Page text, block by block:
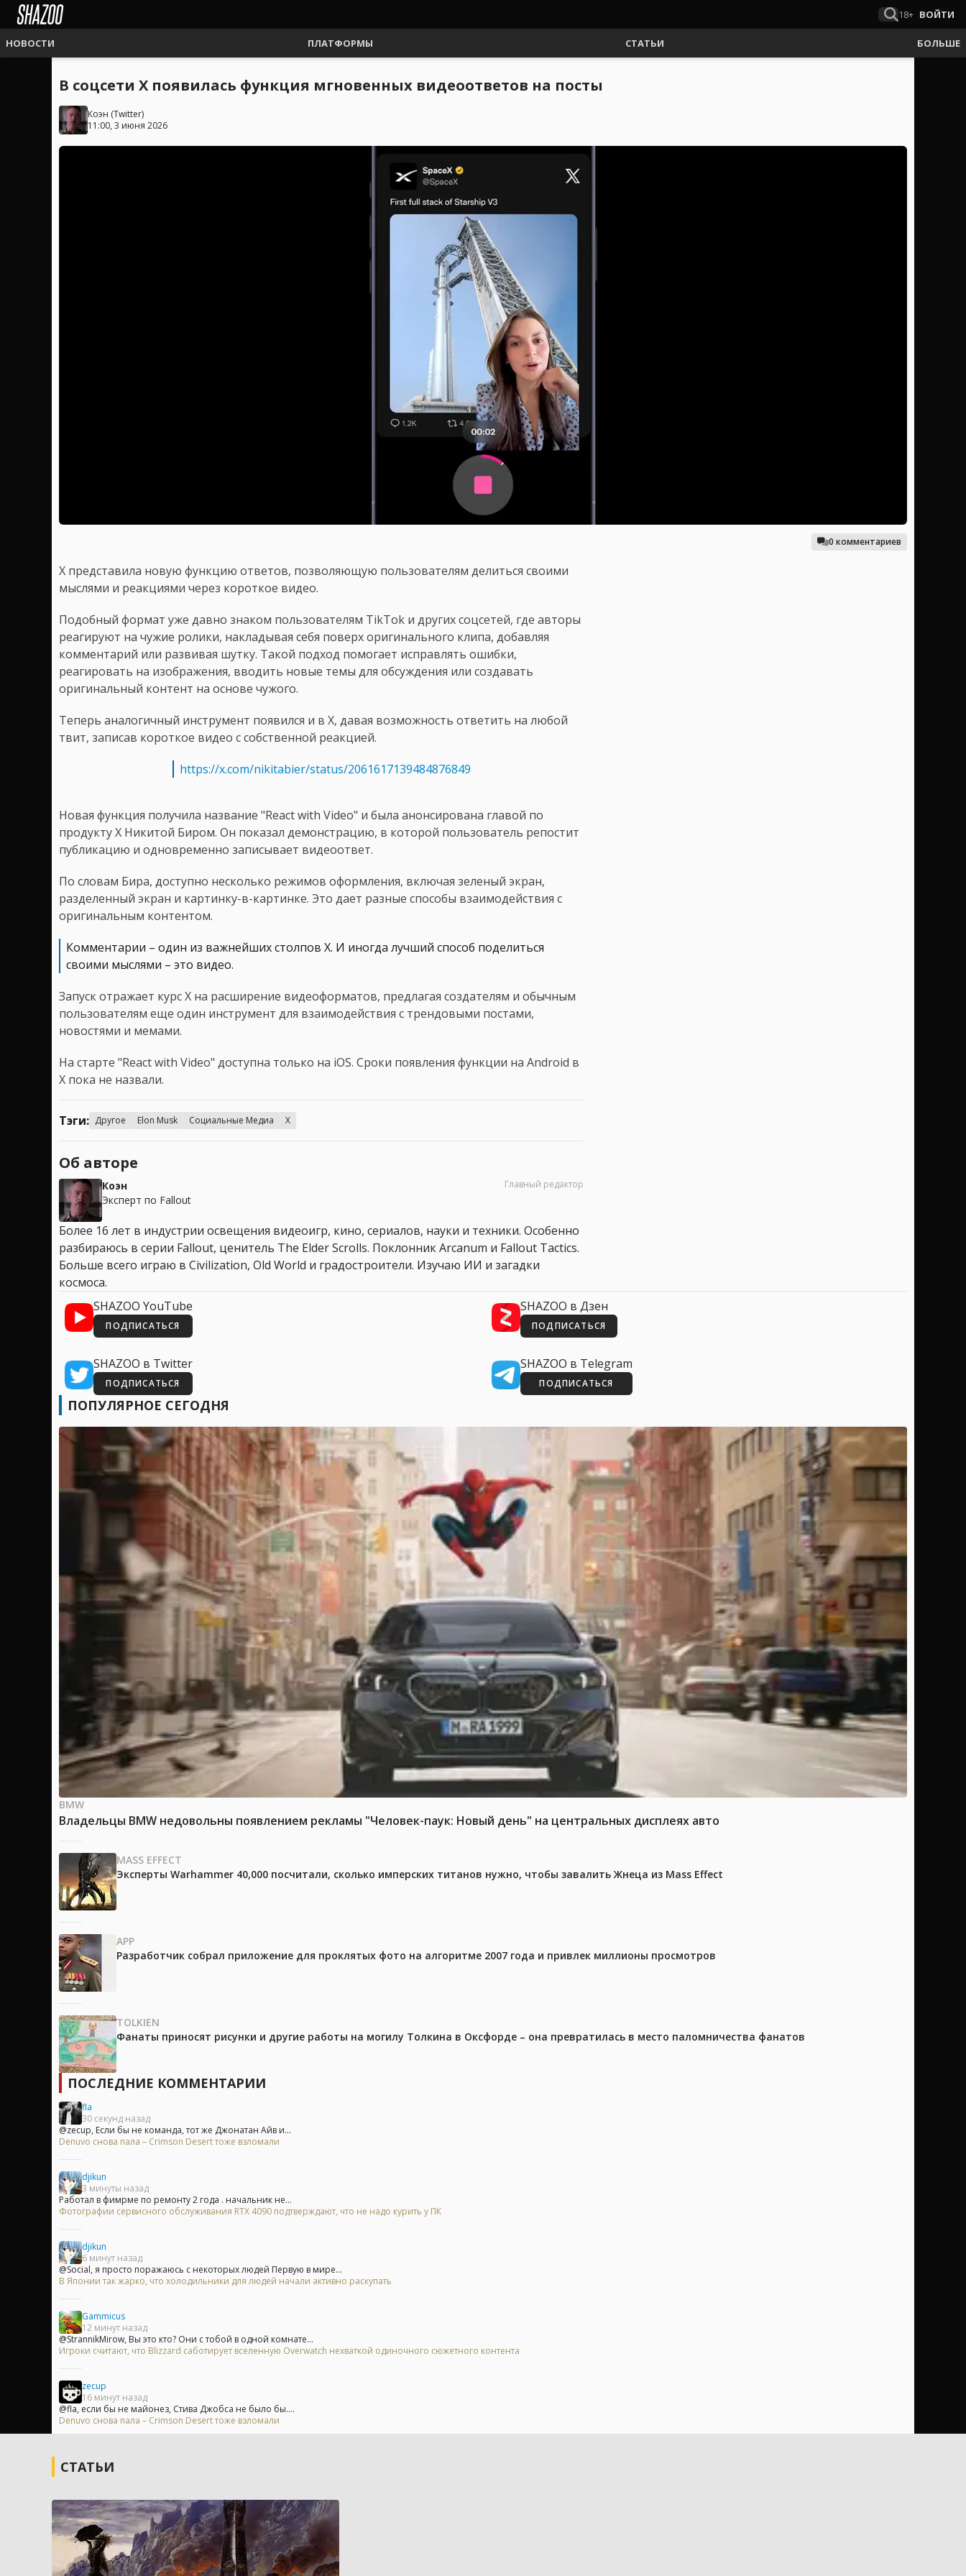
18+ ВОЙТИ
НОВОСТИ ПЛАТФОРМЫ СТАТЬИ БОЛЬШЕ
В соцсети X появилась функция мгновенных видеоответов на посты
Коэн (Twitter)
11:00, 3 июня 2026
0 комментариев
X представила новую функцию ответов, позволяющую пользователям делиться своими
мыслями и реакциями через короткое видео.
Подобный формат уже давно знаком пользователям TikTok и других соцсетей, где авторы
реагируют на чужие ролики, накладывая себя поверх оригинального клипа, добавляя
комментарий или развивая шутку. Такой подход помогает исправлять ошибки,
реагировать на изображения, вводить новые темы для обсуждения или создавать
оригинальный контент на основе чужого.
Теперь аналогичный инструмент появился и в X, давая возможность ответить на любой
твит, записав короткое видео с собственной реакцией.
https://x.com/nikitabier/status/2061617139484876849
Новая функция получила название "React with Video" и была анонсирована главой по
продукту X Никитой Биром. Он показал демонстрацию, в которой пользователь репостит
публикацию и одновременно записывает видеоответ.
По словам Бира, доступно несколько режимов оформления, включая зеленый экран,
разделенный экран и картинку-в-картинке. Это дает разные способы взаимодействия с
оригинальным контентом.
Комментарии – один из важнейших столпов X. И иногда лучший способ поделиться
своими мыслями – это видео.
Запуск отражает курс X на расширение видеоформатов, предлагая создателям и обычным
пользователям еще один инструмент для взаимодействия с трендовыми постами,
новостями и мемами.
На старте "React with Video" доступна только на iOS. Сроки появления функции на Android в
X пока не назвали.
Тэги: Другое Elon Musk Социальные Медиа X
Об авторе
Коэн
Эксперт по Fallout
Главный редактор
Более 16 лет в индустрии освещения видеоигр, кино, сериалов, науки и техники. Особенно
разбираюсь в серии Fallout, ценитель The Elder Scrolls. Поклонник Arcanum и Fallout Tactics.
Больше всего играю в Civilization, Old World и градостроители. Изучаю ИИ и загадки
космоса.
SHAZOO YouTube
ПОДПИСАТЬСЯ
SHAZOO в Дзен
ПОДПИСАТЬСЯ
SHAZOO в Twitter
ПОДПИСАТЬСЯ
SHAZOO в Telegram
ПОДПИСАТЬСЯ
ПОПУЛЯРНОЕ СЕГОДНЯ
BMW
Владельцы BMW недовольны появлением рекламы "Человек-паук: Новый день" на центральных дисплеях авто
MASS EFFECT
Эксперты Warhammer 40,000 посчитали, сколько имперских титанов нужно, чтобы завалить Жнеца из Mass Effect
APP
Разработчик собрал приложение для проклятых фото на алгоритме 2007 года и привлек миллионы просмотров
TOLKIEN
Фанаты приносят рисунки и другие работы на могилу Толкина в Оксфорде – она превратилась в место паломничества фанатов
ПОСЛЕДНИЕ КОММЕНТАРИИ
fla
30 секунд назад
@zecup, Если бы не команда, тот же Джонатан Айв и...
Denuvo снова пала – Crimson Desert тоже взломали
djikun
3 минуты назад
Работал в фимрме по ремонту 2 года . начальник не...
Фотографии сервисного обслуживания RTX 4090 подтверждают, что не надо курить у ПК
djikun
6 минут назад
@Social, я просто поражаюсь с некоторых людей Первую в мире...
В Японии так жарко, что холодильники для людей начали активно раскупать
Gammicus
12 минут назад
@StrannikMirow, Вы это кто? Они с тобой в одной комнате...
Игроки считают, что Blizzard саботирует вселенную Overwatch нехваткой одиночного сюжетного контента
zecup
16 минут назад
@fla, если бы не майонез, Стива Джобса не было бы....
Denuvo снова пала – Crimson Desert тоже взломали
СТАТЬИ